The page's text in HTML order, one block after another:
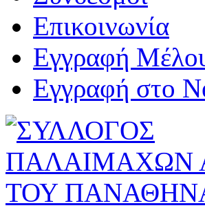
Επικοινωνία
Εγγραφή
Εγγραφή στο